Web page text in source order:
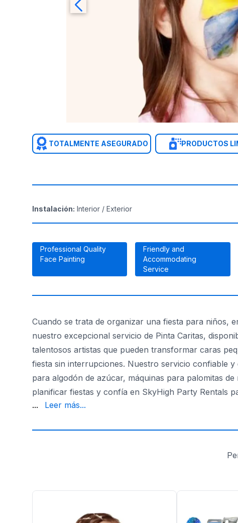
TOTALMENTE ASEGURADO PRODUCTOS
Instalación: Interior / Exterior
Professional Quality
Face Painting
Friendly and
Accommodating
Service
Cuando se trata de organizar una fiesta para niños,
nuestro excepcional servicio de Pinta Caritas,
talentosos artistas que pueden transformar caras
fiesta sin interrupciones. Nuestro servicio confiable
para algodón de azúcar, máquinas para palomitas
planificar fiestas y confía en SkyHigh Party Rentals
confiabilidad y un compromiso de hacer que cada
... Leer más...